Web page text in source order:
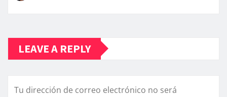
LEAVE A REPLY
Tu dirección de correo electrónico no será